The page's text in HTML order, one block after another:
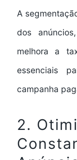
A
dos
melhora a
essenciais
campanha
2.